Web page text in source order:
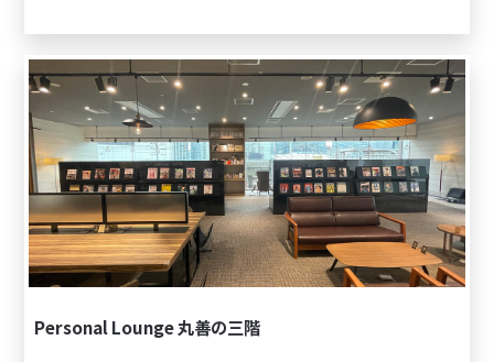
Personal Lounge 丸善の三階